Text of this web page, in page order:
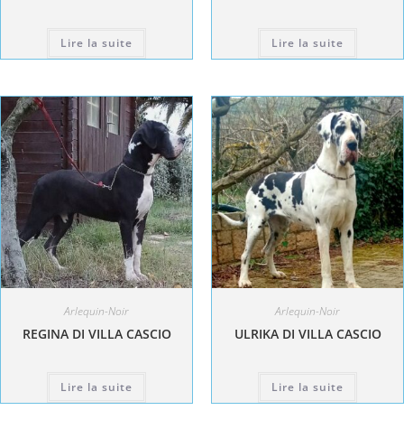
Lire la suite Lire la suite
Arlequin-Noir
REGINA DI VILLA CASCIO
Lire la suite
Arlequin-Noir
ULRIKA DI VILLA CASCIO
Lire la suite